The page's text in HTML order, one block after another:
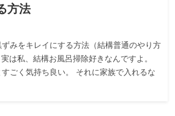
方法
みをキレイにする方法（結構普通のやり方
は私、結構お風呂掃除好きなんですよ。
ごく気持ち良い。 それに家族で入れるな